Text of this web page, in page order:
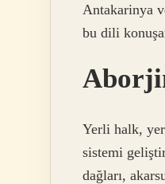
Antakarinya
bu dili
Yerli halk,
sistemi
dağları,